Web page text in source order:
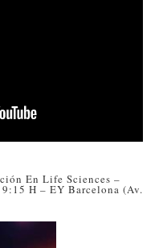
En Life Sciences –
H – EY Barcelona (Av.